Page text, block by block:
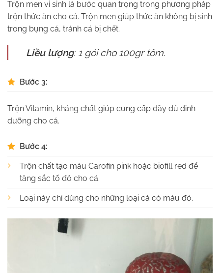
Trộn men vi sinh là bước quan trọng trong phương pháp
trộn thức ăn cho cá. Trộn men giúp thức ăn không bị sình
trong bụng cá, tránh cá bị chết.
Liều lượng: 1 gói cho 100gr tôm.
Bước 3:
Trộn Vitamin, kháng chất giúp cung cấp đầy đủ dinh
dưỡng cho cá.
Bước 4:
Trộn chất tạo màu Carofin pink hoặc biofill red để
tăng sắc tố đỏ cho cá.
Loại này chỉ dùng cho những loại cá có màu đỏ.